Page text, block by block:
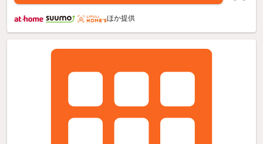
ほか提供